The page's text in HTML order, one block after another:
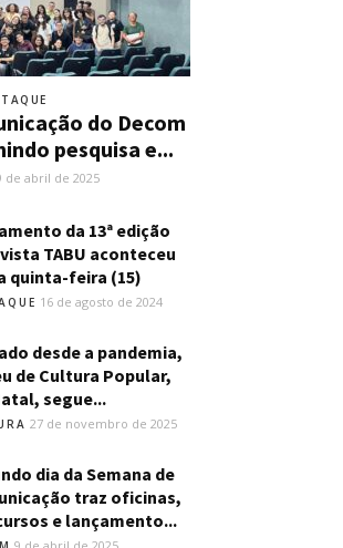
do Decom
pesquisa e...
de abril de 2025
da 13ª edição
TABU aconteceu
quinta-feira (15)
16 de agosto de 2024
desde a pandemia,
de Cultura Popular,
segue...
27 de novembro de 2025
dia da Semana de
traz oficinas,
e lançamento...